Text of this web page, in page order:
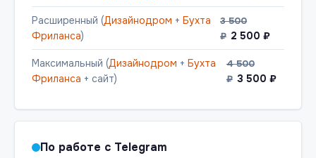
Расширенный (Дизайнодром + Бухта
Фриланса)
3 500
₽ 2 500 ₽
Максимальный (Дизайнодром + Бухта
Фриланса + сайт)
4 500
₽ 3 500 ₽
По работе с Telegram